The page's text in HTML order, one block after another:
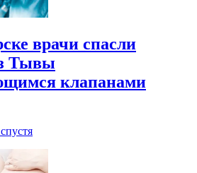
врачи спасли
Тывы
клапанами